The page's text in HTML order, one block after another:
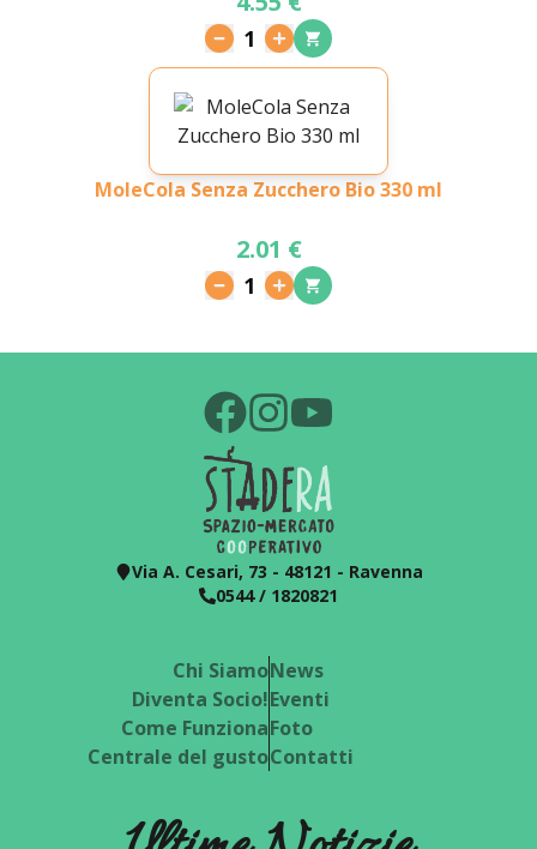
1
MoleCola Senza Zucchero Bio 330 ml
2.01 €
1
Via A. Cesari, 73 - 48121 - Ravenna
0544 / 1820821
Chi Siamo
Diventa Socio!
Come Funziona
Centrale del gusto
News
Eventi
Foto
Contatti